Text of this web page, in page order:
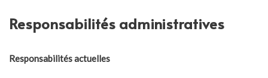
Responsabilités administratives
Responsabilités actuelles